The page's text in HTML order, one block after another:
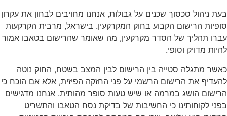
בעת ניהול סכסוך שכנים על גבולות, אנחנו מחויבים לבחון את עקרון
סופיות הרישום הקבוע בחוק המקרקעין. בישראל, מרבית הקרקעות
עברו תהליך של הסדר מקרקעין, מה שאומר שהרישום בטאבו אמור
להיות מדויק וסופי.
כאשר מתגלה סטייה בין הרישום לבין המצב בשטח, החוק נוטה
להעדיף את הרישום הרשמי על פני החזקה הפיזית, אלא אם הוכח כי
הרישום הושג במרמה או שיש טעות סופר מהותית. אנחנו מדגישים
בפני לקוחותינו כי החשיבות של בדיקת נסח הטאבו והתשריט